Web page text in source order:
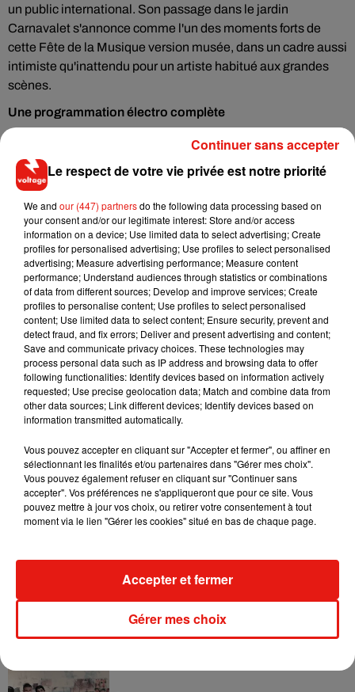
un public international. Son passage dans le jardin
Carnavalet s'annonce comme l'un des moments forts de
cette Fête de la Musique version musée, dans un cadre aussi
intimiste qu'inattendu pour un artiste habitué aux grandes
scènes.
Une programmation électro complète
Myd ne sera pas seul à l'affiche de la soirée. Vous pourrez
également retrouver Miel de Montagne et Ethel aux platines,
ainsi que Paul Prier, avant de profiter des sets live de PPJ,
le jardin du musée du début à la fin de la soirée, sans temps
mort entre les artistes, et qui devrait ravir les amateurs de
musique électronique en quête de nouvelles découvertes.
Informations pratiques
Rendez-vous est donné ce dimanche 21 juin 2026, dès 18h
et jusqu'à 2h du matin, au musée Carnavalet, situé au 23 rue
de Sévigné, dans le 3e arrondissement de Paris.
L'événement est entièrement gratuit, sur inscription via la
plateforme Shotgun. Une belle occasion de clôturer le week-
end de la Fête de la Musique dans un cadre original, entre
patrimoine parisien et musique électronique, avant de
encore terminée.
6 août 2026
Le respect de votre vie privée est notre priorité
We and our (447) partnersdo the following data processing based on
your consent and/or our legitimate interest: Store and/or access
information on a device; Use limited data to select advertising; Create
profiles for personalised advertising; Use profiles to select personalised
advertising; Measure advertising performance; Measure content
performance; Understand audiences through statistics or combinations
of data from different sources; Develop and improve services; Create
profiles to personalise content; Use profiles to select personalised
content; Use limited data to select content; Ensure security, prevent and
detect fraud, and fix errors; Deliver and present advertising and content;
Save and communicate privacy choices. These technologies may
process personal data such as IP address and browsing data to offer
following functionalities: Identify devices based on information actively
requested; Use precise geolocation data; Match and combine data from
other data sources; Link different devices; Identify devices based on
information transmitted automatically.
Vous pouvez accepter en cliquant sur "Accepter et fermer", ou affiner en
sélectionnant les finalités et/ou partenaires dans "Gérer mes choix".
Vous pouvez également refuser en cliquant sur "Continuer sans
accepter". Vos préférences ne s'appliqueront que pour ce site. Vous
pouvez mettre à jour vos choix, ou retirer votre consentement à tout
moment via le lien "Gérer les cookies" situé en bas de chaque page.
Gérer mes choix
Accepter et fermer
Continuer sans accepter